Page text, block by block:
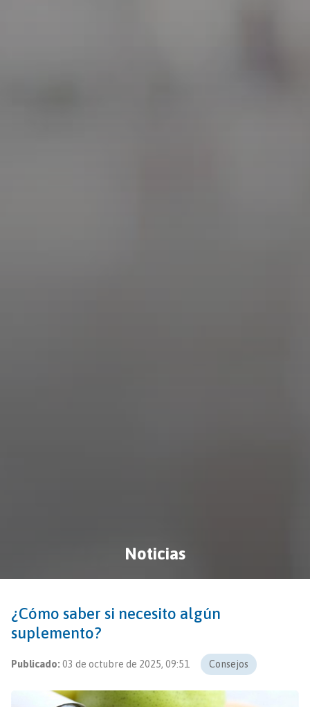
Noticias
¿Cómo saber si necesito algún
suplemento?
Publicado: 03 de octubre de 2025, 09:51 Consejos